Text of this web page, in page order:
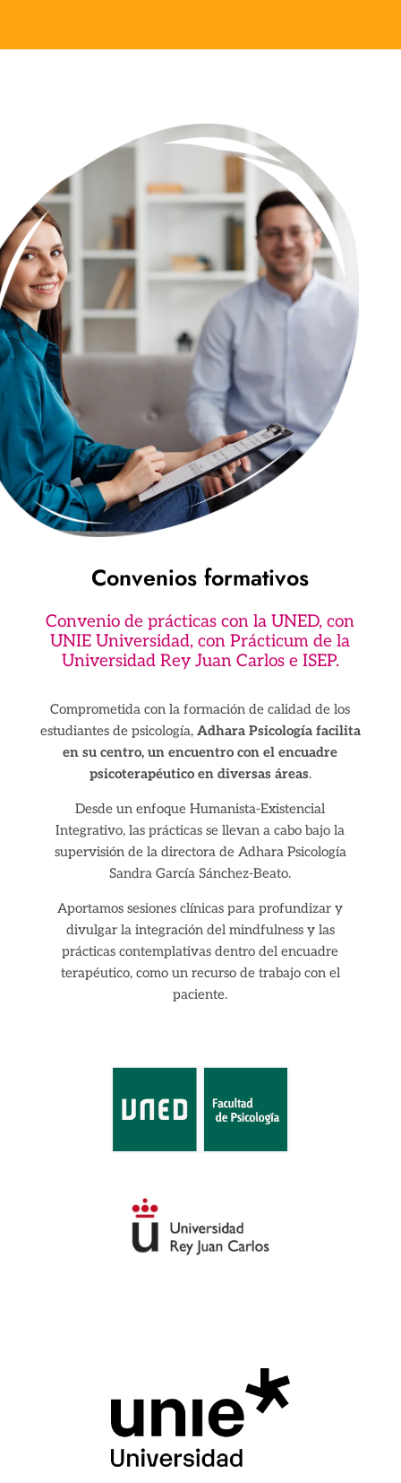
Convenios formativos
Convenio de prácticas con la UNED, con
UNIE Universidad, con Prácticum de la
Universidad Rey Juan Carlos e ISEP.
Comprometida con la formación de calidad de los
estudiantes de psicología, Adhara Psicología facilita
en su centro, un encuentro con el encuadre
psicoterapéutico en diversas áreas.
Desde un enfoque Humanista-Existencial
Integrativo, las prácticas se llevan a cabo bajo la
supervisión de la directora de Adhara Psicología
Sandra García Sánchez-Beato.
Aportamos sesiones clínicas para profundizar y
divulgar la integración del mindfulness y las
prácticas contemplativas dentro del encuadre
terapéutico, como un recurso de trabajo con el
paciente.